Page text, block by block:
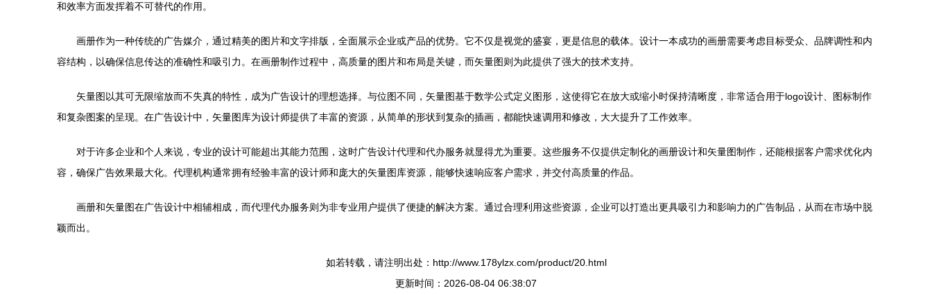
和效率方面发挥着不可替代的作用。
画册作为一种传统的广告媒介，通过精美的图片和文字排版，全面展示企业或产品的优势。它不仅是视觉的盛宴，更是信息的载体。设计一本成功的画册需要考虑目标受众、品牌调性和内
容结构，以确保信息传达的准确性和吸引力。在画册制作过程中，高质量的图片和布局是关键，而矢量图则为此提供了强大的技术支持。
矢量图以其可无限缩放而不失真的特性，成为广告设计的理想选择。与位图不同，矢量图基于数学公式定义图形，这使得它在放大或缩小时保持清晰度，非常适合用于logo设计、图标制作
和复杂图案的呈现。在广告设计中，矢量图库为设计师提供了丰富的资源，从简单的形状到复杂的插画，都能快速调用和修改，大大提升了工作效率。
对于许多企业和个人来说，专业的设计可能超出其能力范围，这时广告设计代理和代办服务就显得尤为重要。这些服务不仅提供定制化的画册设计和矢量图制作，还能根据客户需求优化内
容，确保广告效果最大化。代理机构通常拥有经验丰富的设计师和庞大的矢量图库资源，能够快速响应客户需求，并交付高质量的作品。
画册和矢量图在广告设计中相辅相成，而代理代办服务则为非专业用户提供了便捷的解决方案。通过合理利用这些资源，企业可以打造出更具吸引力和影响力的广告制品，从而在市场中脱
颖而出。
如若转载，请注明出处：http://www.178ylzx.com/product/20.html
更新时间：2026-08-04 06:38:07